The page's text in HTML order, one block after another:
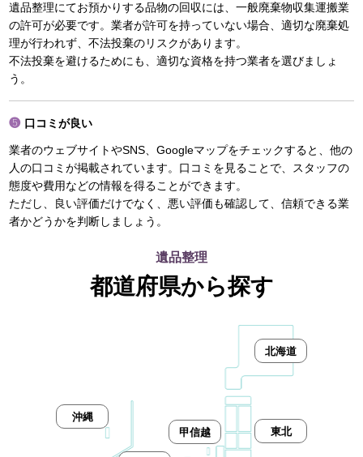
遺品整理にてお預かりする品物の回収には、一般廃棄物収集運搬業
の許可が必要です。業者が許可を持っていない場合、適切な廃棄処
理が行われず、不法投棄のリスクがあります。
不法投棄を避けるためにも、適切な資格を持つ業者を選びましょ
う。
口コミが良い
業者のウェブサイトやSNS、Googleマップをチェックすると、他の
人の口コミが掲載されています。口コミを見ることで、スタッフの
態度や費用などの情報を得ることができます。
ただし、良い評価だけでなく、悪い評価も確認して、信頼できる業
者かどうかを判断しましょう。
遺品整理
都道府県から探す
北海道
東北
甲信越
沖縄